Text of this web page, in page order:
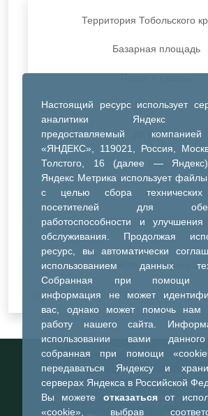
Настоящий ресурс использует
аналитики Яндекс
предоставляемый
«ЯНДЕКС», 119021, Россия,
Толстого, 16 (далее —
Яндекс Метрика использует
с целью сбора
посетителей для
работоспособности и улучшения
обслуживания. Продолжая
ресурс, вы автоматически
использованием данных
Собранная при помощи
информация не может
вас, однако может помочь нам
работу нашего сайта.
использовании вами
собранная при помощи
передаваться Яндексу и
серверах Яндекса в Российской
Вы можете отказатьсяот
«cookie», выбрав
Территория Тобольского
Базарная площадь
ДК Синтез
ДК Речник
ДК Водник
Иное
Очистить все фильтры
Информационный портал
Тобольска
При использовании материалов
портал обязательна
©2023-2026